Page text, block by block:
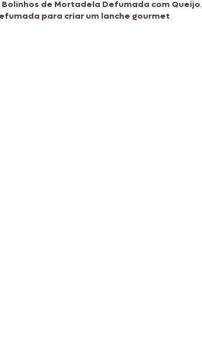
Bolinhos de Mortadela Defumada com Queijo.
para criar um lanche gourmet